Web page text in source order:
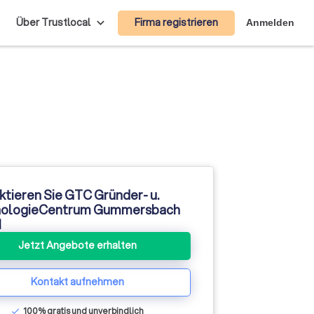
Über Trustlocal Firma registrieren Anmelden
Sie GTC Gründer- u.
Gummersbach
Jetzt Angebote erhalten
Kontakt aufnehmen
check 100% gratis und unverbindlich